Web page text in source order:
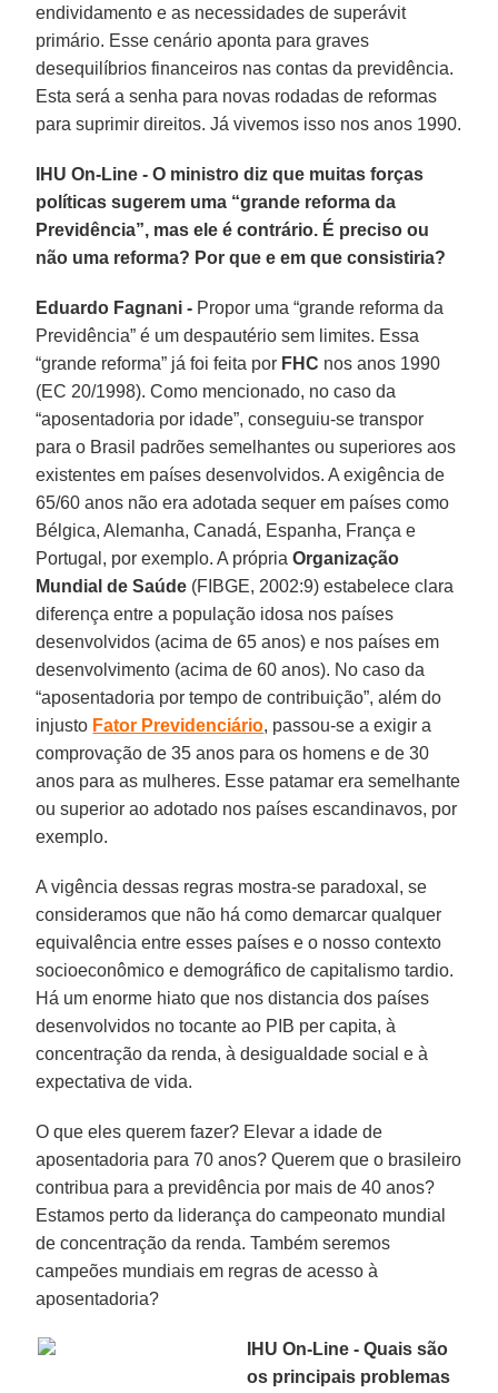
endividamento e as necessidades de superávit
primário. Esse cenário aponta para graves
desequilíbrios financeiros nas contas da previdência.
Esta será a senha para novas rodadas de reformas
para suprimir direitos. Já vivemos isso nos anos 1990.
IHU On-Line - O ministro diz que muitas forças
políticas sugerem uma “grande reforma da
Previdência”, mas ele é contrário. É preciso ou
não uma reforma? Por que e em que consistiria?
Eduardo Fagnani - Propor uma “grande reforma da
Previdência” é um despautério sem limites. Essa
“grande reforma” já foi feita por FHC nos anos 1990
(EC 20/1998). Como mencionado, no caso da
“aposentadoria por idade”, conseguiu-se transpor
para o Brasil padrões semelhantes ou superiores aos
existentes em países desenvolvidos. A exigência de
65/60 anos não era adotada sequer em países como
Bélgica, Alemanha, Canadá, Espanha, França e
Portugal, por exemplo. A própriaOrganização
Mundial de Saúde (FIBGE, 2002:9) estabelece clara
diferença entre a população idosa nos países
desenvolvidos (acima de 65 anos) e nos países em
desenvolvimento (acima de 60 anos). No caso da
“aposentadoria por tempo de contribuição”, além do
injusto Fator Previdenciário, passou-se a exigir a
comprovação de 35 anos para os homens e de 30
anos para as mulheres. Esse patamar era semelhante
ou superior ao adotado nos países escandinavos, por
exemplo.
A vigência dessas regras mostra-se paradoxal, se
consideramos que não há como demarcar qualquer
equivalência entre esses países e o nosso contexto
socioeconômico e demográfico de capitalismo tardio.
Há um enorme hiato que nos distancia dos países
desenvolvidos no tocante ao PIB per capita, à
concentração da renda, à desigualdade social e à
expectativa de vida.
O que eles querem fazer? Elevar a idade de
aposentadoria para 70 anos? Querem que o brasileiro
contribua para a previdência por mais de 40 anos?
Estamos perto da liderança do campeonato mundial
de concentração da renda. Também seremos
campeões mundiais em regras de acesso à
aposentadoria?
IHU On-Line - Quais são
os principais problemas